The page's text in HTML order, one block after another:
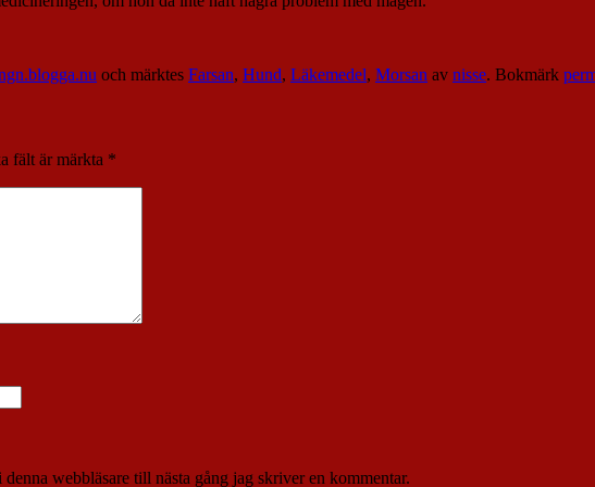
och märktes Farsan, Hund, Läkemedel, Morsan av nisse. Bokmärk
fält är märkta *
webbläsare till nästa gång jag skriver en kommentar.